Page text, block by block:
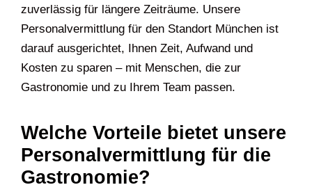
zuverlässig für längere Zeiträume. Unsere
Personalvermittlung für den Standort München ist
darauf ausgerichtet, Ihnen Zeit, Aufwand und
Kosten zu sparen – mit Menschen, die zur
Gastronomie und zu Ihrem Team passen.
Welche Vorteile bietet unsere
Personalvermittlung für die
Gastronomie?